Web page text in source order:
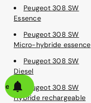
Peugeot 308 SW
Essence
Peugeot 308 SW
Micro-hybride essence
Peugeot 308 SW
Diesel
Peugeot 308 SW
Hybride rechargeable